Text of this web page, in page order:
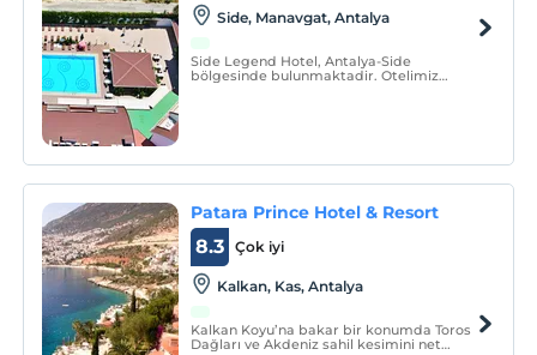
Side, Manavgat, Antalya
Side Legend Hotel, Antalya-Side
bölgesinde bulunmaktadir. Otelimiz
Patara Prince Hotel & Resort
Çok iyi
8.3
Kalkan, Kas, Antalya
Kalkan Koyu’na bakar bir konumda Toros
Dağları ve Akdeniz sahil kesimini net